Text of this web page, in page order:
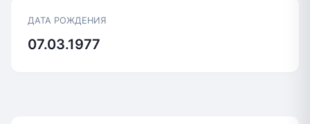
ДАТА РОЖДЕНИЯ
07.03.1977